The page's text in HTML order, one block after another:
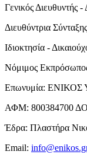
Γενικός Διευθυντής -
Διευθύντρια
Ιδιοκτησία -
Νόμιμος
Επωνυμία: ΕΝΙΚΟΣ
ΑΦΜ: 800384700
Έδρα: Πλαστήρα
Email: